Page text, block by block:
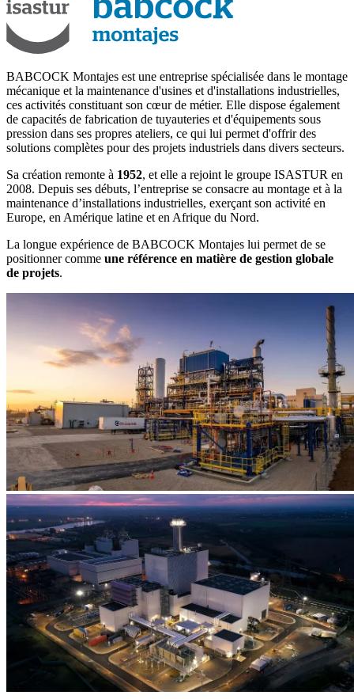
BABCOCK Montajes est une entreprise spécialisée dans le montage
mécanique et la maintenance d'usines et d'installations industrielles,
ces activités constituant son cœur de métier. Elle dispose également
de capacités de fabrication de tuyauteries et d'équipements sous
pression dans ses propres ateliers, ce qui lui permet d'offrir des
solutions complètes pour des projets industriels dans divers secteurs.
Sa création remonte à 1952, et elle a rejoint le groupe ISASTUR en
2008. Depuis ses débuts, l’entreprise se consacre au montage et à la
maintenance d’installations industrielles, exerçant son activité en
Europe, en Amérique latine et en Afrique du Nord.
La longue expérience de BABCOCK Montajes lui permet de se
positionner comme une référence en matière de gestion globale
de projets.